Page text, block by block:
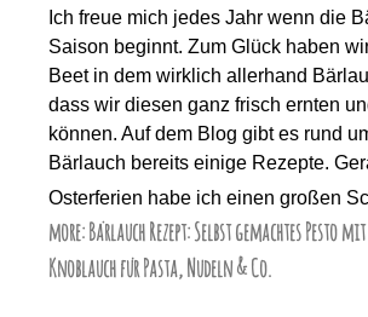
Ich freue mich jedes Jahr wenn die
Saison beginnt. Zum Glück haben
Beet in dem wirklich allerhand
dass wir diesen ganz frisch ernten
können. Auf dem Blog gibt es rund
Bärlauch bereits einige Rezepte.
Osterferien habe ich einen großen
more: Bärlauch Rezept: Selbst gemachtes Pesto
Knoblauch für Pasta, Nudeln & Co.